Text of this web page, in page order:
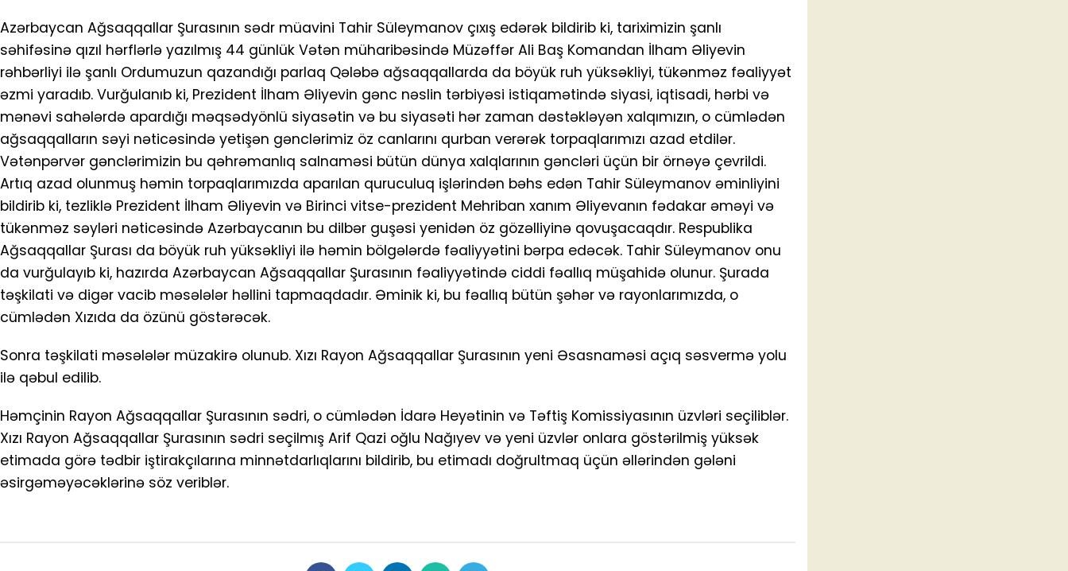
Azərbaycan Ağsaqqallar Şurasının sədr müavini Tahir Süleymanov çıxış edərək bildirib ki, tariximizin şanlı
səhifəsinə qızıl hərflərlə yazılmış 44 günlük Vətən müharibəsində Müzəffər Ali Baş Komandan İlham Əliyevin
rəhbərliyi ilə şanlı Ordumuzun qazandığı parlaq Qələbə ağsaqqallarda da böyük ruh yüksəkliyi, tükənməz fəaliyyət
əzmi yaradıb. Vurğulanıb ki, Prezident İlham Əliyevin gənc nəslin tərbiyəsi istiqamətində siyasi, iqtisadi, hərbi və
mənəvi sahələrdə apardığı məqsədyönlü siyasətin və bu siyasəti hər zaman dəstəkləyən xalqımızın, o cümlədən
ağsaqqalların səyi nəticəsində yetişən gənclərimiz öz canlarını qurban verərək torpaqlarımızı azad etdilər.
Vətənpərvər gənclərimizin bu qəhrəmanlıq salnaməsi bütün dünya xalqlarının gəncləri üçün bir örnəyə çevrildi.
Artıq azad olunmuş həmin torpaqlarımızda aparılan quruculuq işlərindən bəhs edən Tahir Süleymanov əminliyini
bildirib ki, tezliklə Prezident İlham Əliyevin və Birinci vitse-prezident Mehriban xanım Əliyevanın fədakar əməyi və
tükənməz səyləri nəticəsində Azərbaycanın bu dilbər guşəsi yenidən öz gözəlliyinə qovuşacaqdır. Respublika
Ağsaqqallar Şurası da böyük ruh yüksəkliyi ilə həmin bölgələrdə fəaliyyətini bərpa edəcək. Tahir Süleymanov onu
da vurğulayıb ki, hazırda Azərbaycan Ağsaqqallar Şurasının fəaliyyətində ciddi fəallıq müşahidə olunur. Şurada
təşkilati və digər vacib məsələlər həllini tapmaqdadır. Əminik ki, bu fəallıq bütün şəhər və rayonlarımızda, o
cümlədən Xızıda da özünü göstərəcək.
Sonra təşkilati məsələlər müzakirə olunub. Xızı Rayon Ağsaqqallar Şurasının yeni Əsasnaməsi açıq səsvermə yolu
ilə qəbul edilib.
Həmçinin Rayon Ağsaqqallar Şurasının sədri, o cümlədən İdarə Heyətinin və Təftiş Komissiyasının üzvləri seçiliblər.
Xızı Rayon Ağsaqqallar Şurasının sədri seçilmış Arif Qazi oğlu Nağıyev və yeni üzvlər onlara göstərilmiş yüksək
etimada görə tədbir iştirakçılarına minnətdarlıqlarını bildirib, bu etimadı doğrultmaq üçün əllərindən gələni
əsirgəməyəcəklərinə söz veriblər.